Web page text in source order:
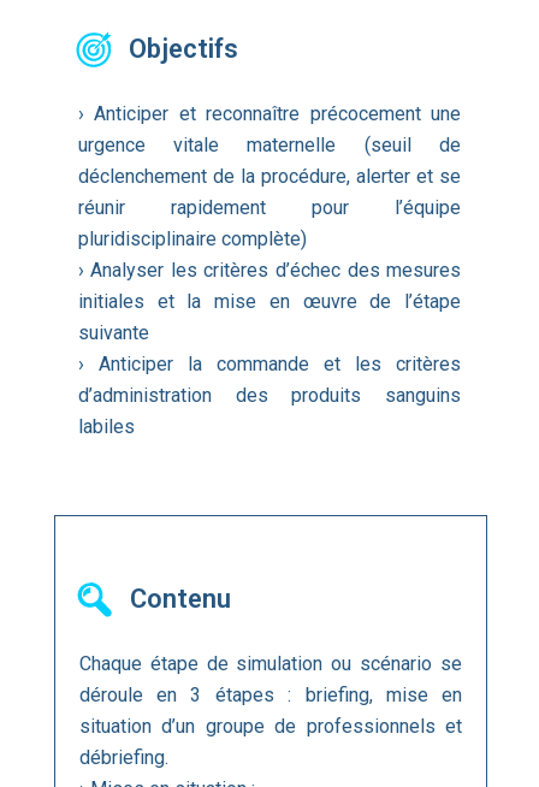
Objectifs
› Anticiper et reconnaître précocement une
urgence vitale maternelle (seuil de
déclenchement de la procédure, alerter et se
réunir rapidement pour l’équipe
pluridisciplinaire complète)
› Analyser les critères d’échec des mesures
initiales et la mise en œuvre de l’étape
suivante
› Anticiper la commande et les critères
d’administration des produits sanguins
labiles
Contenu
Chaque étape de simulation ou scénario se
déroule en 3 étapes : briefing, mise en
situation d’un groupe de professionnels et
débriefing.